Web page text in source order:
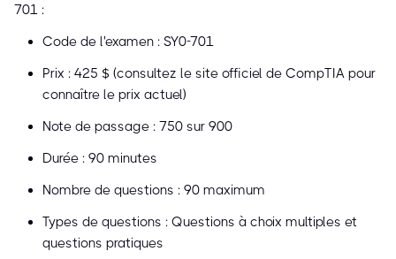
701 :
Code de l'examen : SY0-701
Prix : 425 $ (consultez le site officiel de CompTIA pour
connaître le prix actuel)
Note de passage : 750 sur 900
Durée : 90 minutes
Nombre de questions : 90 maximum
Types de questions : Questions à choix multiples et
questions pratiques